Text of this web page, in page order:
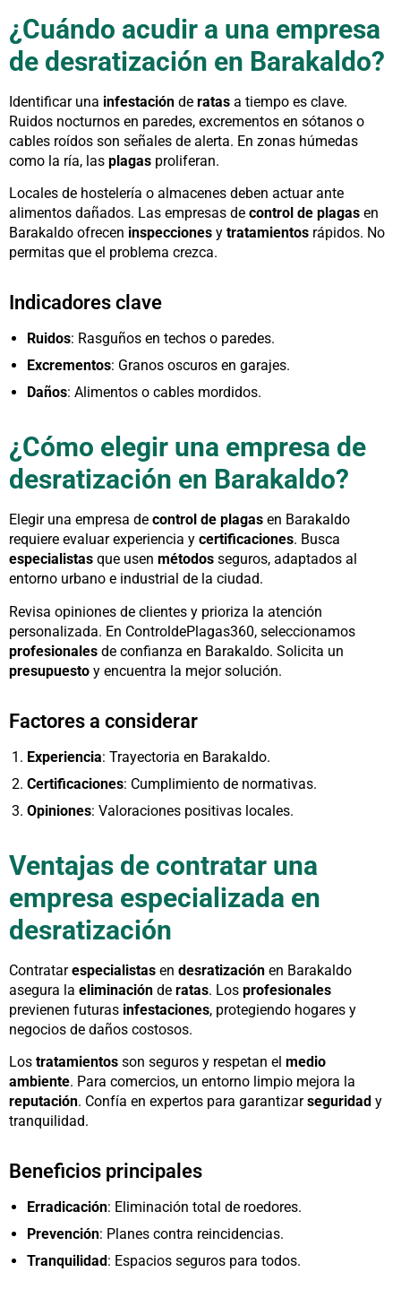
¿Cuándo acudir a una empresa
de desratización en Barakaldo?
Identificar una infestación de ratas a tiempo es clave.
Ruidos nocturnos en paredes, excrementos en sótanos o
cables roídos son señales de alerta. En zonas húmedas
como la ría, las plagas proliferan.
Locales de hostelería o almacenes deben actuar ante
alimentos dañados. Las empresas de control de plagas en
Barakaldo ofrecen inspecciones y tratamientos rápidos. No
permitas que el problema crezca.
Indicadores clave
Ruidos: Rasguños en techos o paredes.
Excrementos: Granos oscuros en garajes.
Daños: Alimentos o cables mordidos.
¿Cómo elegir una empresa de
desratización en Barakaldo?
Elegir una empresa de control de plagas en Barakaldo
requiere evaluar experiencia y certificaciones. Busca
especialistas que usen métodos seguros, adaptados al
entorno urbano e industrial de la ciudad.
Revisa opiniones de clientes y prioriza la atención
personalizada. En ControldePlagas360, seleccionamos
profesionales de confianza en Barakaldo. Solicita un
presupuesto y encuentra la mejor solución.
Factores a considerar
Experiencia: Trayectoria en Barakaldo.
Certificaciones: Cumplimiento de normativas.
Opiniones: Valoraciones positivas locales.
Ventajas de contratar una
empresa especializada en
desratización
Contratarespecialistas en desratización en Barakaldo
asegura la eliminación de ratas. Los profesionales
previenen futuras infestaciones, protegiendo hogares y
negocios de daños costosos.
Los tratamientos son seguros y respetan el medio
ambiente. Para comercios, un entorno limpio mejora la
reputación. Confía en expertos para garantizarseguridad y
tranquilidad.
Beneficios principales
Erradicación: Eliminación total de roedores.
Prevención: Planes contra reincidencias.
Tranquilidad: Espacios seguros para todos.